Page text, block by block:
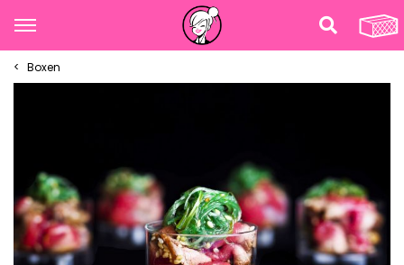
Boxen